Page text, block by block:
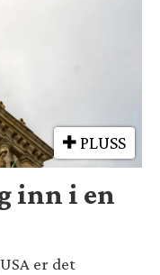
PLUSS
inn i en
er det